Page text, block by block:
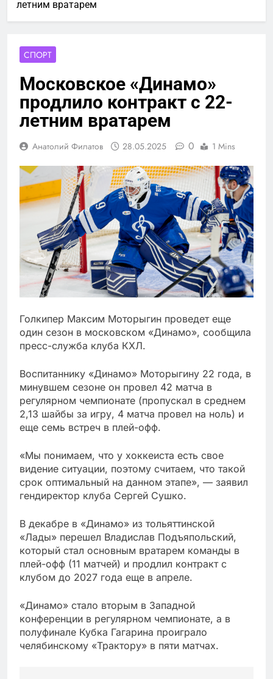
летним вратарем
СПОРТ
Московское «Динамо»
продлило контракт с 22-
летним вратарем
Анатолий Филатов 28.05.2025 0 1 Mins
Голкипер Максим Моторыгин проведет еще
один сезон в московском «Динамо», сообщила
пресс-служба клуба КХЛ.
Воспитаннику «Динамо» Моторыгину 22 года, в
минувшем сезоне он провел 42 матча в
регулярном чемпионате (пропускал в среднем
2,13 шайбы за игру, 4 матча провел на ноль) и
еще семь встреч в плей-офф.
«Мы понимаем, что у хоккеиста есть свое
видение ситуации, поэтому считаем, что такой
срок оптимальный на данном этапе», — заявил
гендиректор клуба Сергей Сушко.
В декабре в «Динамо» из тольяттинской
«Лады» перешел Владислав Подъяпольский,
который стал основным вратарем команды в
плей-офф (11 матчей) и продлил контракт с
клубом до 2027 года еще в апреле.
«Динамо» стало вторым в Западной
конференции в регулярном чемпионате, а в
полуфинале Кубка Гагарина проиграло
челябинскому «Трактору» в пяти матчах.